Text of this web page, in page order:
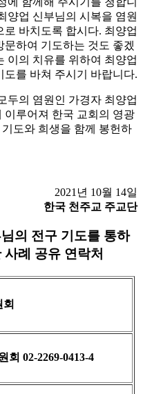
양업 신부님의 시복을 염원
바치도록 합시다. 최양업
문하여 기도하는 것도 좋겠
이의 치유를 위하여 최양업
도를 바쳐 주시기 바랍니다.
두의 염원인 가경자 최양업
이루어져 한국 교회의 영광
도와 희생을 함께 봉헌하
2021년 10월 14일
한국 천주교 주교단
의 전구 기도를 통하
례 공유 연락처
회 02-2269-0413-4